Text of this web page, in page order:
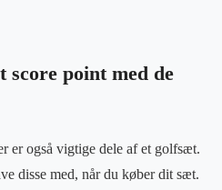
score point med de
er også vigtige dele af et golfsæt.
disse med, når du køber dit sæt.